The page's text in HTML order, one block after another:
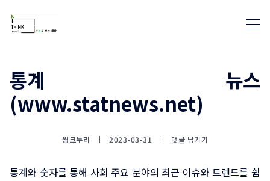
통계 뉴스
(www.statnews.net)
씽크누리 2023-03-31 댓글 남기기
통계와 숫자를 통해 사회 주요 분야의 최근 이슈와 트렌드를 쉽